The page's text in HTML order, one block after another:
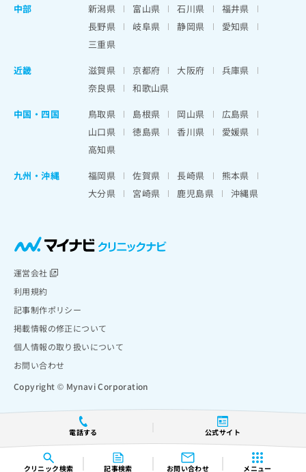
クリニック検索 記事検索 お問い合わせ メニュー
電話する 公式サイト
中部
新潟県 富山県 石川県
福井県
長野県
岐阜県 静岡県
愛知県
三重県
近畿
滋賀県 京都府 大阪府
兵庫県
奈良県
和歌山県
中国・四国
鳥取県 島根県 岡山県
広島県
山口県
徳島県 香川県
愛媛県
高知県
九州・沖縄
福岡県 佐賀県 長崎県
熊本県
大分県
宮崎県 鹿児島県 沖縄県
運営会社
利用規約
記事制作ポリシー
掲載情報の修正について
個人情報の取り扱いについて
お問い合わせ
Copyright © Mynavi Corporation